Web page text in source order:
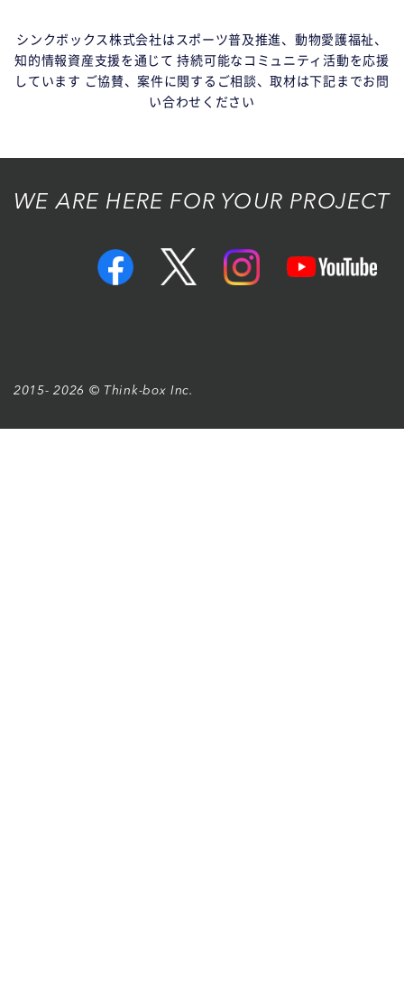
シンクボックス株式会社はスポーツ普及推進、動物愛護福祉、
知的情報資産支援を通じて 持続可能なコミュニティ活動を応援
しています ご協賛、案件に関するご相談、取材は下記までお問
い合わせください
WE ARE HERE FOR YOUR PROJECT
2015- 2026 © Think-box Inc.